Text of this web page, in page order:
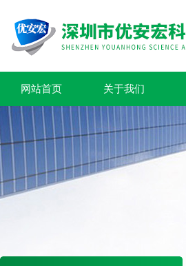
网站首页 关于我们